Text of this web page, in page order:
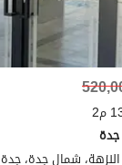
شمال جدة، جدة